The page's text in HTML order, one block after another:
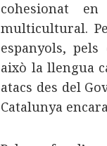
cohesionat
multicultural.
espanyols,
això la llengua
atacs des del
Catalunya